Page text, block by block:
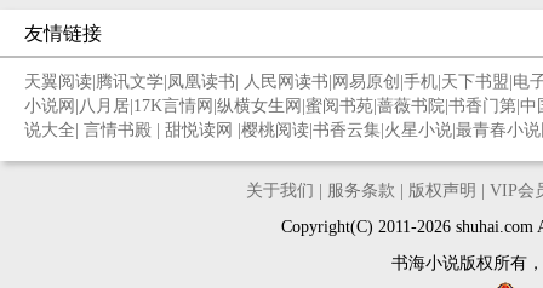
友情链接
天翼阅读 腾讯文学 凤凰读书 人民网读书 网易原创 手机 天下书盟 电
小说网 八月居 17K言情网 纵横女生网 蜜阅书苑 蔷薇书院 书香门第 中
说大全 言情书殿 甜悦读网 樱桃阅读 书香云集 火星小说 最青春小
关于我们 服务条款 版权声明
VIP会
Copyright(C) 2011-2026
书海小说版权所有